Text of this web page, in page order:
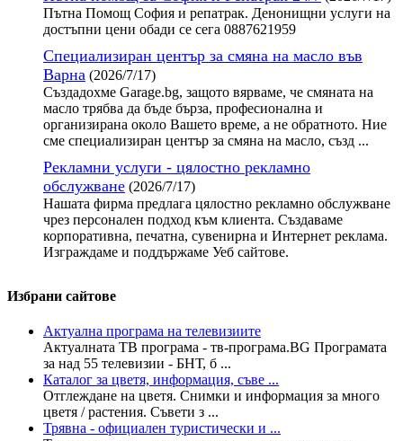
Пътна Помощ София и репатрак. Денонищни услуги на
достъпни цени обади се сега 0887621959
Специализиран център за смяна на масло във
Варна (2026/7/17)
Създадохме Garage.bg, защото вярваме, че смяната на
масло трябва да бъде бърза, професионална и
организирана около Вашето време, а не обратното. Ние
сме специализиран център за смяна на масло, създ ...
Рекламни услуги - цялостно рекламно
обслужване (2026/7/17)
Нашата фирма предлага цялостно рекламно обслужване
чрез персонален подход към клиента. Създаваме
корпоративна, печатна, сувенирна и Интернет реклама.
Изграждаме и поддържаме Уеб сайтове.
Избрани сайтове
Актуална програма на телевизиите
Актуалната ТВ програма - тв-програма.BG Програмата
за над 55 телевизии - БНТ, б ...
Каталог за цветя, информация, съве ...
Отглеждане на цветя. Снимки и информация за много
цветя / растения. Съвети з ...
Трявна - официален туристически и ...